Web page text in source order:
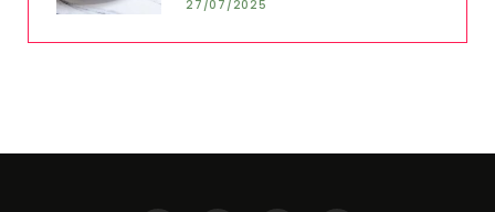
27/07/2025